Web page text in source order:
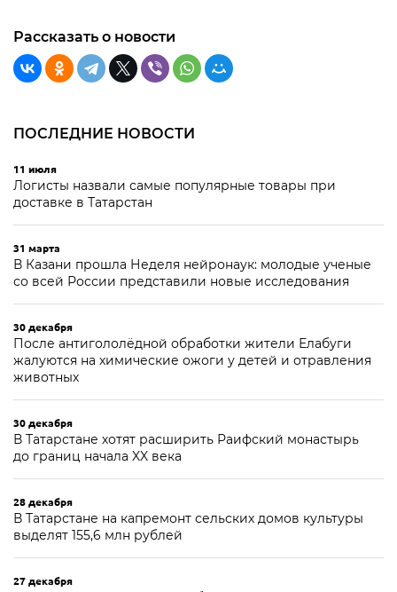
Рассказать о новости
ПОСЛЕДНИЕ НОВОСТИ
11 июля
Логисты назвали самые популярные товары при
доставке в Татарстан
31 марта
В Казани прошла Неделя нейронаук: молодые ученые
со всей России представили новые исследования
30 декабря
После антигололёдной обработки жители Елабуги
жалуются на химические ожоги у детей и отравления
животных
30 декабря
В Татарстане хотят расширить Раифский монастырь
до границ начала XX века
28 декабря
В Татарстане на капремонт сельских домов культуры
выделят 155,6 млн рублей
27 декабря